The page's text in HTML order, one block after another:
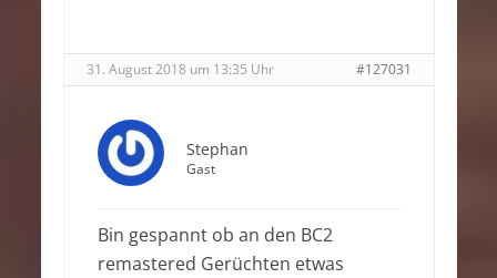
31. August 2018 um 13:35 Uhr #127031
Stephan
Gast
Bin gespannt ob an den BC2
remastered Gerüchten etwas